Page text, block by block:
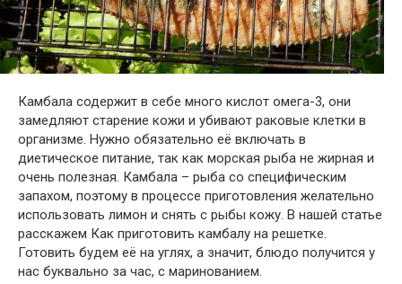
Камбала содержит в себе много кислот омега-3, они
замедляют старение кожи и убивают раковые клетки в
организме. Нужно обязательно её включать в
диетическое питание, так как морская рыба не жирная и
очень полезная. Камбала – рыба со специфическим
запахом, поэтому в процессе приготовления желательно
использовать лимон и снять с рыбы кожу. В нашей статье
расскажем Как приготовить камбалу на решетке.
Готовить будем её на углях, а значит, блюдо получится у
нас буквально за час, с маринованием.